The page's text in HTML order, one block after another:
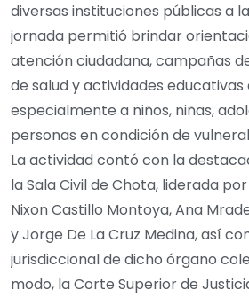
diversas instituciones públicas a
jornada permitió brindar
atención ciudadana, campañas
de salud y actividades educativas
especialmente a niños, niñas,
personas en condición de
La actividad contó con la
la Sala Civil de Chota, liderada
Nixon Castillo Montoya, Ana
y Jorge De La Cruz Medina, así
jurisdiccional de dicho órgano
modo, la Corte Superior de